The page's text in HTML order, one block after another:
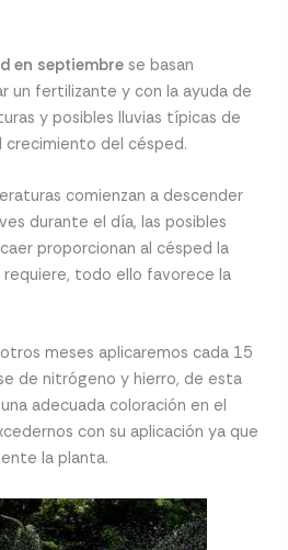
en septiembre se basan
un fertilizante y con la ayuda de
y posibles lluvias típicas de
crecimiento del césped.
comienzan a descender
durante el día, las posibles
proporcionan al césped la
requiere, todo ello favorece la
meses aplicaremos cada 15
de nitrógeno y hierro, de esta
adecuada coloración en el
con su aplicación ya que
la planta.